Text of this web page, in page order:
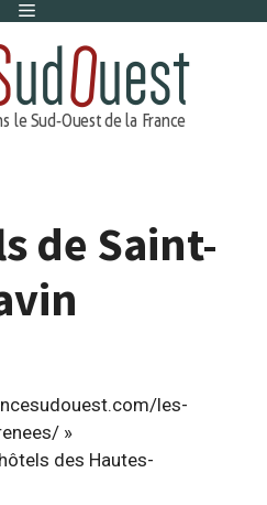
Menu
de Saint-
les-
»
des Hautes-